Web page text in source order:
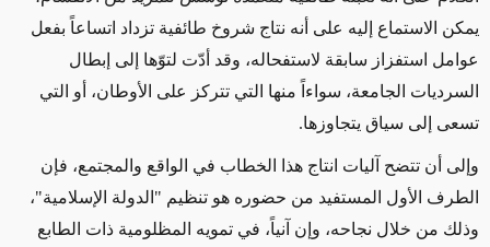
يمكن الاستماع إليه على أنه نتاج شروخ طائفية تزداد اتساعاً بفعل
عوامل استفزاز سابقة لاستفحاله، وقد أدّت لتوّها إلى إبطال
السرديات الجامعة، سواءاً منها التي تتركز على الأوطان، أو التي
تسعى إلى سياق يتجاوزها.
وإلى أن تتضح آليات انتاج هذا الخطاب في الواقع والمجتمع، فإن
الطرف الأول المستفيد من حضوره هو تنظيم "الدولة الإسلامية"،
وذلك من خلال نجاحه، وإن آنياً، في تمويه المظلومية ذات الطابع